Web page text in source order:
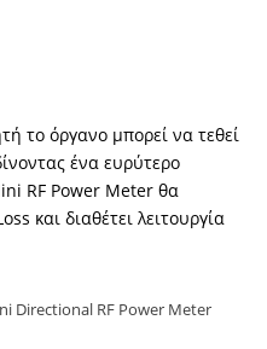
το όργανο μπορεί να τεθεί
ένα ευρύτερο
RF Power Meter θα
και διαθέτει λειτουργία
Directional RF Power Meter